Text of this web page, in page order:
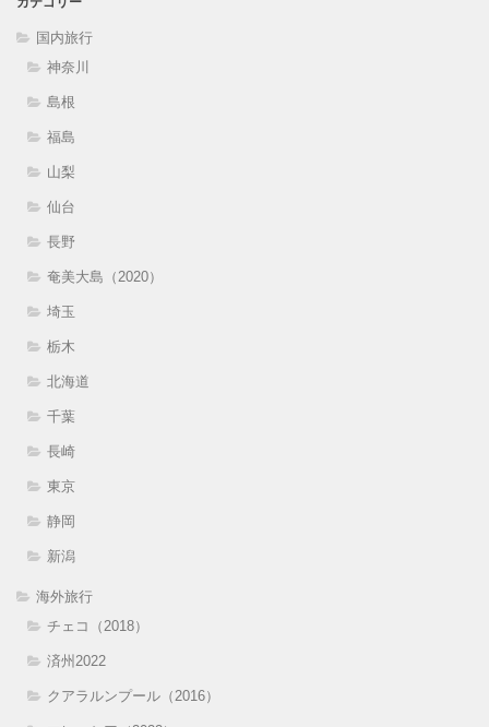
国内旅行
神奈川
島根
福島
山梨
仙台
長野
奄美大島（2020）
埼玉
栃木
北海道
千葉
長崎
東京
静岡
新潟
海外旅行
チェコ（2018）
済州2022
クアラルンプール（2016）